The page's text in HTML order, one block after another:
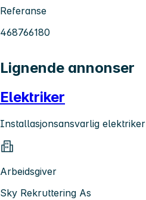
Referanse
468766180
Lignende annonser
Elektriker
Installasjonsansvarlig elektriker
Arbeidsgiver
Sky Rekruttering As